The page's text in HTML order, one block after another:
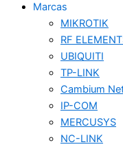
Marcas
MIKROTIK
RF
UBIQUITI
TP-LINK
Cambium
IP-COM
MERCUSYS
NC-LINK